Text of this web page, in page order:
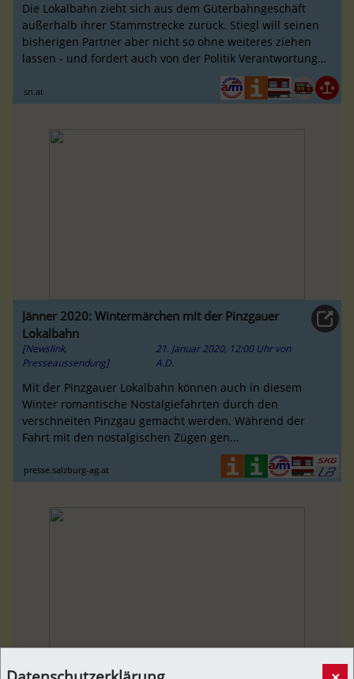
Die Lokalbahn zieht sich aus dem Güterbahngeschäft
außerhalb ihrer Stammstrecke zurück. Stiegl will seinen
bisherigen Partner aber nicht so ohne weiteres ziehen
lassen - und fordert auch von der Politik Verantwortung
sn.at
Jänner 2020: Wintermärchen mit der Pinzgauer
Lokalbahn
[Newslink,
Presseaussendung]
21. Januar 2020, 12:00 Uhr von
A.D.
Mit der Pinzgauer Lokalbahn können auch in diesem
Winter romantische Nostalgiefahrten durch den
verschneiten Pinzgau gemacht werden. Während der
Fahrt mit den nostalgischen Zügen gen...
presse.salzburg-ag.at